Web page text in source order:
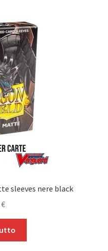
sleeves nere black
€